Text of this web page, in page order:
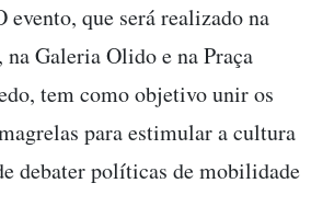
que será realizado na
na Galeria Olido e na Praça
tem como objetivo unir os
para estimular a cultura
debater políticas de mobilidade